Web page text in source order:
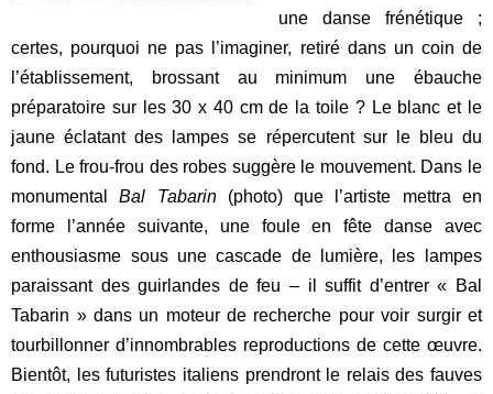
une danse frénétique ;
certes, pourquoi ne pas l’imaginer, retiré dans un coin de
l’établissement, brossant au minimum une ébauche
préparatoire sur les 30 x 40 cm de la toile ? Le blanc et le
jaune éclatant des lampes se répercutent sur le bleu du
fond. Le frou-frou des robes suggère le mouvement. Dans le
monumentalBal Tabarin(photo) que l’artiste mettra en
forme l’année suivante, une foule en fête danse avec
enthousiasme sous une cascade de lumière, les lampes
paraissant des guirlandes de feu – il suffit d’entrer « Bal
Tabarin » dans un moteur de recherche pour voir surgir et
tourbillonner d’innombrables reproductions de cette œuvre.
Bientôt, les futuristes italiens prendront le relais des fauves